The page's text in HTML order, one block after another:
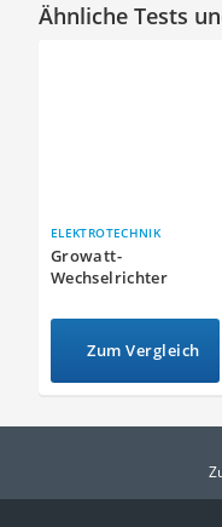
Ähnliche Tests
ELEKTROTECHNIK
Growatt-
Wechselrichter
Zum Vergleich